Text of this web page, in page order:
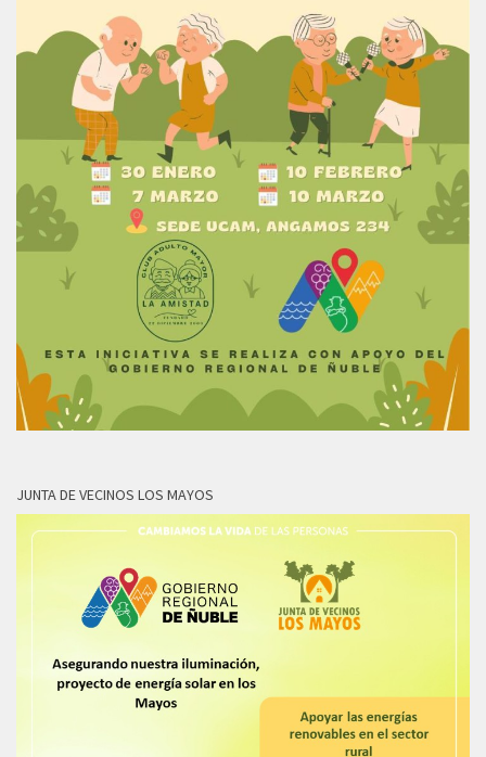
JUNTA DE VECINOS LOS MAYOS